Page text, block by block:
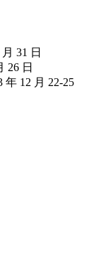
31 日
26 日
年 12 月 22-25